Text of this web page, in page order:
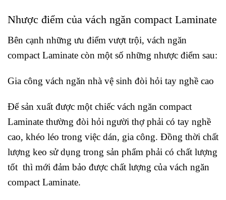
Nhược điểm của vách ngăn compact Laminate
Bên cạnh những ưu điểm vượt trội, vách ngăn
compact Laminate còn một số những nhược điểm sau:
Gia công vách ngăn nhà vệ sinh đòi hỏi tay nghề cao
Để sản xuất được một chiếc vách ngăn compact
Laminate thường đòi hỏi người thợ phải có tay nghề
cao, khéo léo trong việc dán, gia công. Đồng thời chất
lượng keo sử dụng trong sản phẩm phải có chất lượng
tốt thì mới đảm bảo được chất lượng của vách ngăn
compact Laminate.